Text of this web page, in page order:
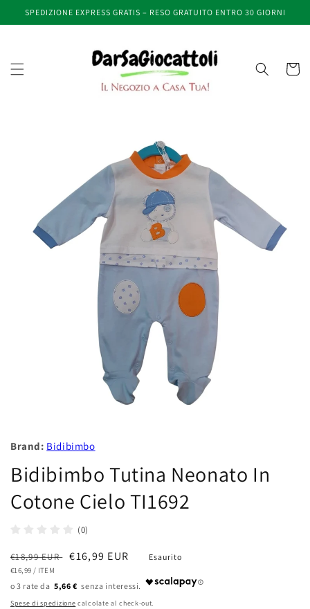
direttamente
ai contenuti
SPEDIZIONE EXPRESS GRATIS – RESO GRATUITO ENTRO 30 GIORNI
Carrello
Brand: Bidibimbo
Bidibimbo Tutina Neonato In
Cotone Cielo TI1692
(0)
Prezzo
di
listino
€18,99 EUR Prezzo
€16,99 EUR
PREZZO
€16,99 / PER
ITEM
Esaurito
5,66 €
Spese di spedizione calcolate al check-out.